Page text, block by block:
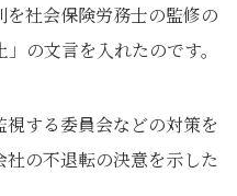
社会保険労務士の監修の
の文言を入れたのです。
する委員会などの対策を
の不退転の決意を示した